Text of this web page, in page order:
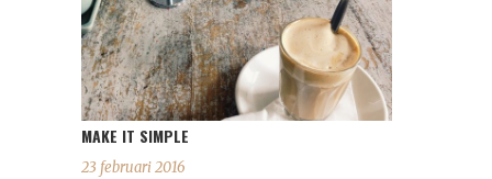
MAKE IT SIMPLE
23 februari 2016